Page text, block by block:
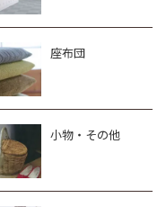
座布団
小物・その他